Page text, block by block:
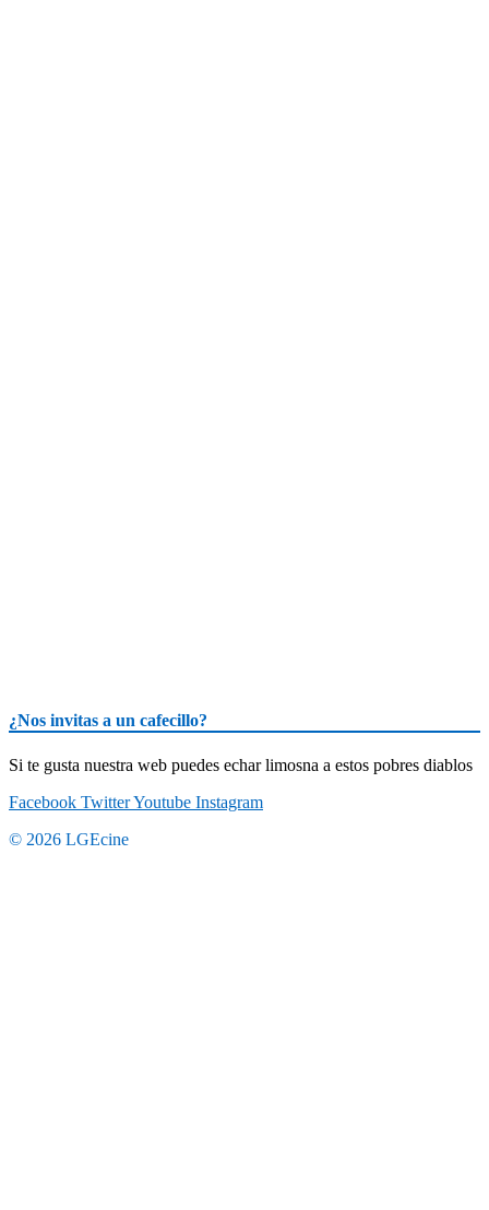
¿Nos invitas a un cafecillo?
Si te gusta nuestra web puedes echar limosna a estos pobres diablos
Facebook TwitterYoutube Instagram
© 2026 LGEcine